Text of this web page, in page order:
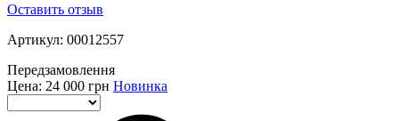
Оставить отзыв
Артикул: 00012557
Передзамовлення
Цена: 24 000 грн Новинка